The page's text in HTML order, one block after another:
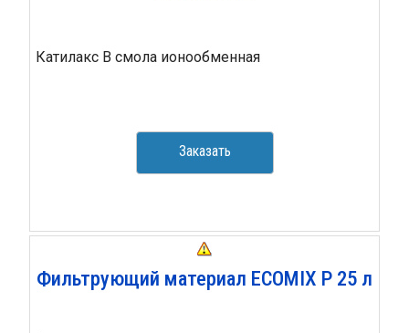
Катилакс В смола ионообменная
Заказать
Фильтрующий материал ECOMIX P 25 л